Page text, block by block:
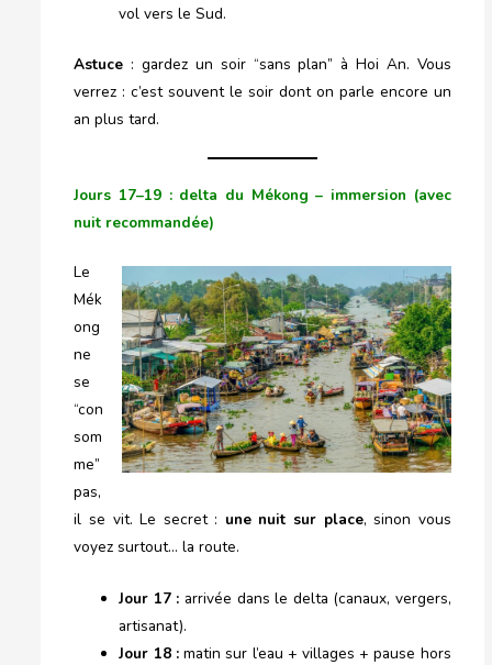
vol vers le Sud.
Astuce : gardez un soir “sans plan” à Hoi An. Vous
verrez : c’est souvent le soir dont on parle encore un
an plus tard.
Jours 17–19 : delta du Mékong – immersion (avec
nuit recommandée)
Le
Mék
ong
ne
se
“con
som
me”
pas,
il se vit. Le secret : une nuit sur place, sinon vous
voyez surtout… la route.
Jour 17 : arrivée dans le delta (canaux, vergers,
artisanat).
Jour 18 :matin sur l’eau + villages + pause hors